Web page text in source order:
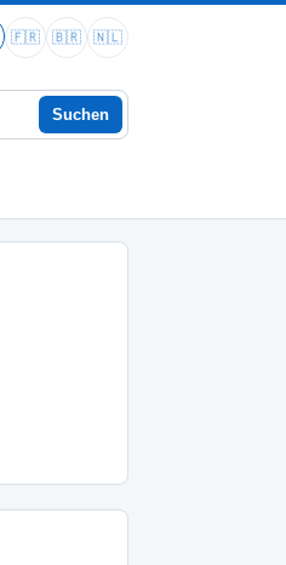
🇫🇷 🇧🇷 🇳🇱
Suchen